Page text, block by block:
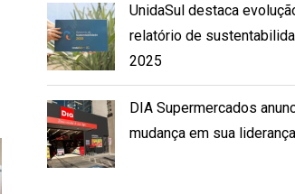
UnidaSul destaca
relatório de
2025
DIA Supermercados
mudança em sua liderança